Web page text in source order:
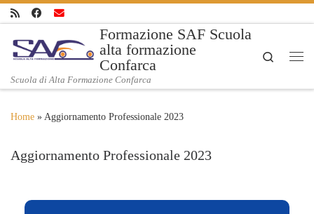
Skip to content
Formazione SAF Scuola
alta formazione
Confarca
Scuola di Alta Formazione Confarca
Search
Home » Aggiornamento Professionale 2023
Aggiornamento Professionale 2023